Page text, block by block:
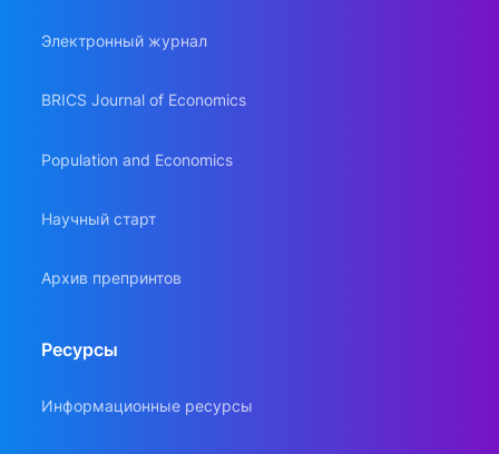
Электронный журнал
BRICS Journal of Economics
Population and Economics
Научный старт
Архив препринтов
Ресурсы
Информационные ресурсы